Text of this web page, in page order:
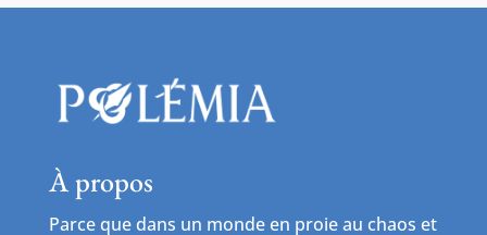
À propos
Parce que dans un monde en proie au chaos et